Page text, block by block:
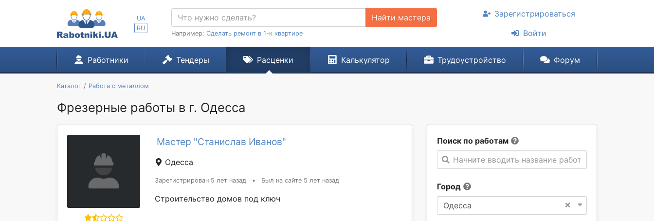
UA
RU
Найти мастера
Например: Сделать ремонт в 1-к квартире
Зарегистрироваться
Войти
Работники Тендеры Расценки Калькулятор Трудоустройство Форум
Каталог Работа с металлом
Фрезерные работы в г. Одесса
Поиск по работам
Начните вводить название работы
Город
×
Одесса
Мастер "Станислав Иванов"
Одесса
Зарегистрирован 5 лет назад • Был на сайте 5 лет назад
Строительство домов под ключ